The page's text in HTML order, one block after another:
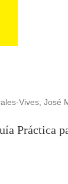
Vives, José
Práctica